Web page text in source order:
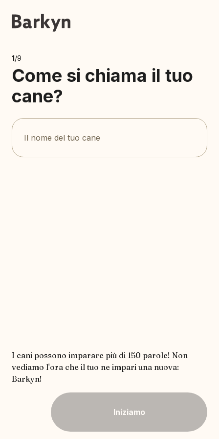
1/9
Come si chiama il tuo
cane?
I cani possono imparare più di 150 parole! Non
vediamo l'ora che il tuo ne impari una nuova:
Barkyn!
Iniziamo